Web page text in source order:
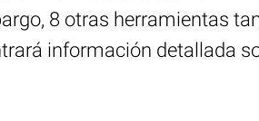
8 otras herramientas
información detallada